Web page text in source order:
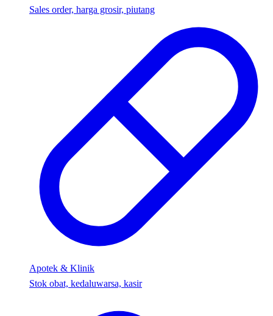
Sales order, harga grosir, piutang
Apotek & Klinik
Stok obat, kedaluwarsa, kasir